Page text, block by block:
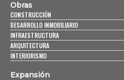
Obras
CONSTRUCCIÓN
DESARROLLO INMOBILIARIO
INFRAESTRUCTURA
ARQUITECTURA
INTERIORISMO
Expansión